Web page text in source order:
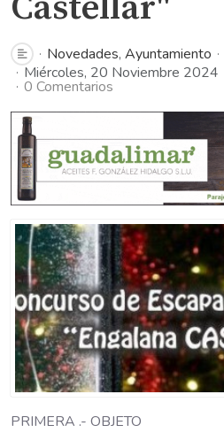
Novedades Ayuntamiento
Miércoles, 20 Noviembre 2024
0 Comentarios
PRIMERA .- OBJETO